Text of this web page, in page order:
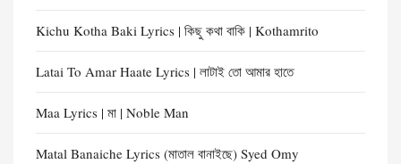
Kichu Kotha Baki Lyrics | কিছু কথা বাকি | Kothamrito
Latai To Amar Haate Lyrics | লাটাই তো আমার হাতে
Maa Lyrics | মা | Noble Man
Matal Banaiche Lyrics (মাতাল বানাইছে) Syed Omy